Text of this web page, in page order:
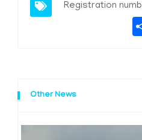
Registration
Other News